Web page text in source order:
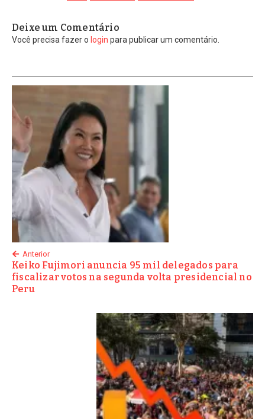
Deixe um Comentário
Você precisa fazer o login para publicar um comentário.
Anterior
Keiko Fujimori anuncia 95 mil delegados para
fiscalizar votos na segunda volta presidencial no
Peru